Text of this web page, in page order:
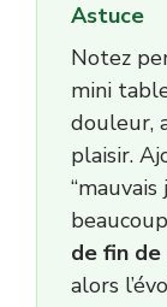
Astuce
Notez
mini
douleur,
plaisir.
de fin de
alors